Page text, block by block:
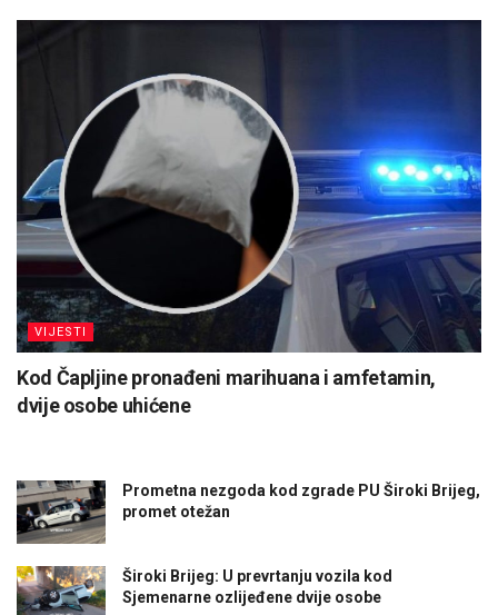
VIJESTI
Kod Čapljine pronađeni marihuana i amfetamin,
dvije osobe uhićene
Prometna nezgoda kod zgrade PU Široki Brijeg,
promet otežan
Široki Brijeg: U prevrtanju vozila kod
Sjemenarne ozlijeđene dvije osobe